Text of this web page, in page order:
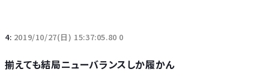
4: 2019/10/27(日) 15:37:05.80 0
揃えても結局ニューバランスしか履かん